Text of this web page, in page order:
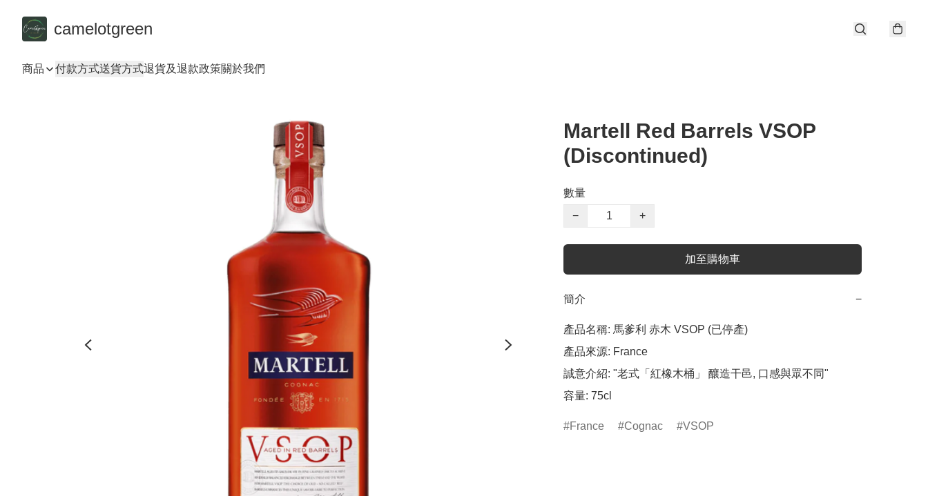
camelotgreen
商品 付款方式送貨方式退貨及退款政策關於我們
Martell Red Barrels VSOP
(Discontinued)
數量
−
+
加至購物車
簡介 −
產品名稱: 馬爹利 赤木 VSOP (已停產)
產品來源: France
誠意介紹: "老式「紅橡木桶」 釀造干邑, 口感與眾不同"
容量: 75cl
France Cognac VSOP